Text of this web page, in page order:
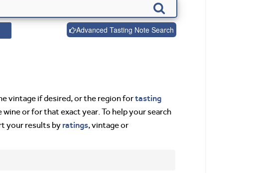
Advanced Tasting Note Search
vintage if desired, or the region fortasting
wine or for that exact year. To help your search
your results by ratings, vintage or